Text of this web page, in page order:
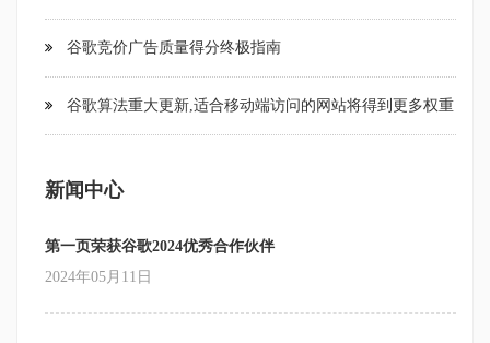
谷歌竞价广告质量得分终极指南
谷歌算法重大更新,适合移动端访问的网站将得到更多权重
新闻中心
第一页荣获谷歌2024优秀合作伙伴
2024年05月11日